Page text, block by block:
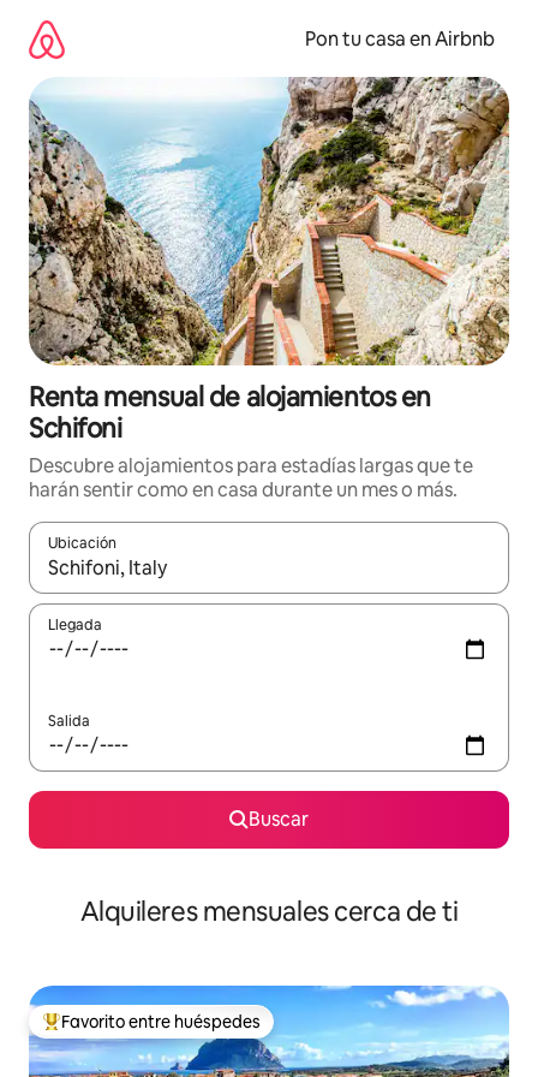
contenido
Pon tu casa en Airbnb
Renta mensual de alojamientos en
Schifoni
Descubre alojamientos para estadías largas que te
harán sentir como en casa durante un mes o más.
Ubicación
Cuando los resultados estén disponibles, navega con las
Llegada
Salida
Buscar
Alquileres mensuales cerca de ti
Favorito entre huéspedes preferido
Favorito entre huéspedes